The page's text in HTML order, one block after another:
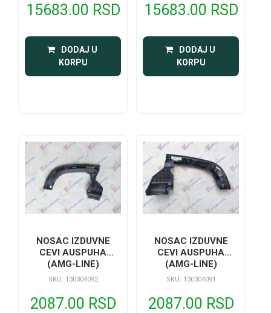
15683.00 RSD
DODAJ U
KORPU
15683.00 RSD
DODAJ U
KORPU
NOSAC IZDUVNE
CEVI AUSPUHA
(AMG-LINE)
SKU: 130304092
2087.00 RSD
NOSAC IZDUVNE
CEVI AUSPUHA
(AMG-LINE)
SKU: 130304091
2087.00 RSD